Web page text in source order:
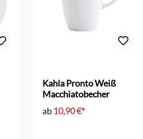
Kahla Pronto Weiß
Macchiatobecher
ab 10,90 €*